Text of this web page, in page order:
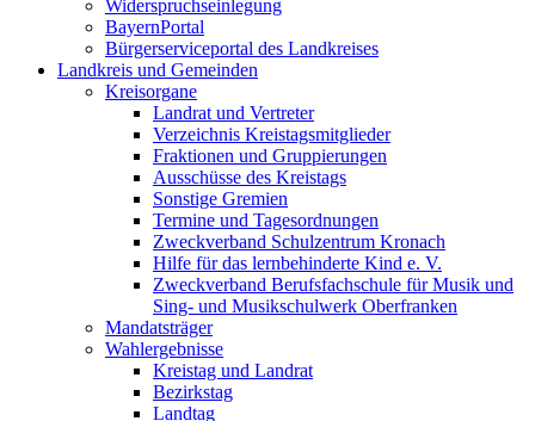
Widerspruchseinlegung
BayernPortal
Bürgerserviceportal des Landkreises
Landkreis und Gemeinden
Kreisorgane
Landrat und Vertreter
Verzeichnis Kreistagsmitglieder
Fraktionen und Gruppierungen
Ausschüsse des Kreistags
Sonstige Gremien
Termine und Tagesordnungen
Zweckverband Schulzentrum Kronach
Hilfe für das lernbehinderte Kind e. V.
Zweckverband Berufsfachschule für Musik und
Sing- und Musikschulwerk Oberfranken
Mandatsträger
Wahlergebnisse
Kreistag und Landrat
Bezirkstag
Landtag